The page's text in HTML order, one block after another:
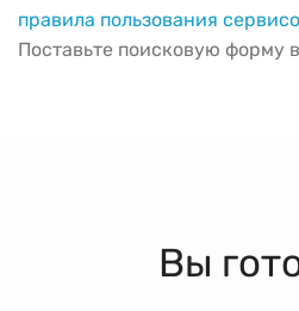
правила пользования
Поставьте поисковую форму
Вы